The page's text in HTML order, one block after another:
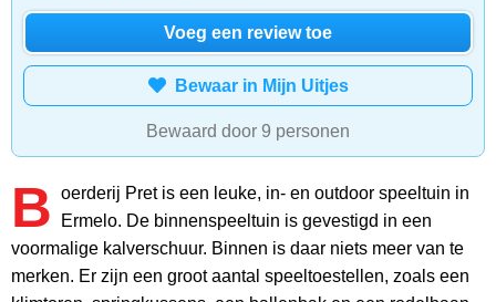
Voeg een review toe
Bewaar in Mijn Uitjes
Bewaard door 9 personen
B oerderij Pret is een leuke, in- en outdoor speeltuin in
Ermelo. De binnenspeeltuin is gevestigd in een
voormalige kalverschuur. Binnen is daar niets meer van te
merken. Er zijn een groot aantal speeltoestellen, zoals een